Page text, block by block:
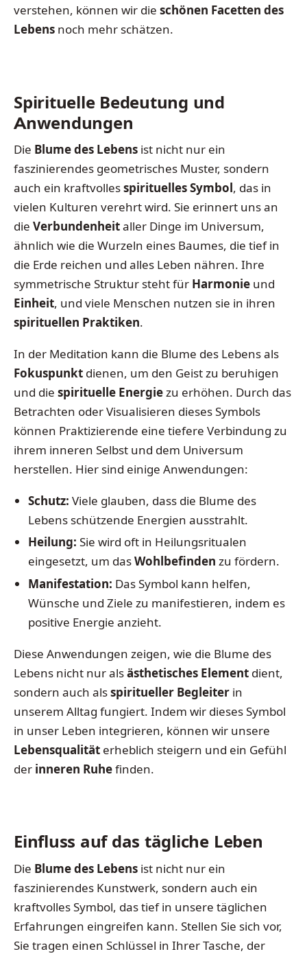
verstehen, können wir die schönen Facetten des
Lebens noch mehr schätzen.
Spirituelle Bedeutung und
Anwendungen
Die Blume des Lebens ist nicht nur ein
faszinierendes geometrisches Muster, sondern
auch ein kraftvollesspirituelles Symbol, das in
vielen Kulturen verehrt wird. Sie erinnert uns an
die Verbundenheitaller Dinge im Universum,
ähnlich wie die Wurzeln eines Baumes, die tief in
die Erde reichen und alles Leben nähren. Ihre
symmetrische Struktur steht für Harmonie und
Einheit, und viele Menschen nutzen sie in ihren
spirituellen Praktiken.
In der Meditation kann die Blume des Lebens als
Fokuspunkt dienen, um den Geist zu beruhigen
und die spirituelle Energiezu erhöhen. Durch das
Betrachten oder Visualisieren dieses Symbols
können Praktizierende eine tiefere Verbindung zu
ihrem inneren Selbst und dem Universum
herstellen. Hier sind einige Anwendungen:
Schutz: Viele glauben, dass die Blume des
Lebens schützende Energien ausstrahlt.
Heilung: Sie wird oft in Heilungsritualen
eingesetzt, um dasWohlbefinden zu fördern.
Manifestation: Das Symbol kann helfen,
Wünsche und Ziele zu manifestieren, indem es
positive Energie anzieht.
Diese Anwendungen zeigen, wie die Blume des
Lebens nicht nur alsästhetisches Element dient,
sondern auch alsspiritueller Begleiter in
unserem Alltag fungiert. Indem wir dieses Symbol
in unser Leben integrieren, können wir unsere
Lebensqualität erheblich steigern und ein Gefühl
der inneren Ruhefinden.
Einfluss auf das tägliche Leben
Die Blume des Lebens ist nicht nur ein
faszinierendes Kunstwerk, sondern auch ein
kraftvolles Symbol, das tief in unsere täglichen
Erfahrungen eingreifen kann. Stellen Sie sich vor,
Sie tragen einen Schlüssel in Ihrer Tasche, der